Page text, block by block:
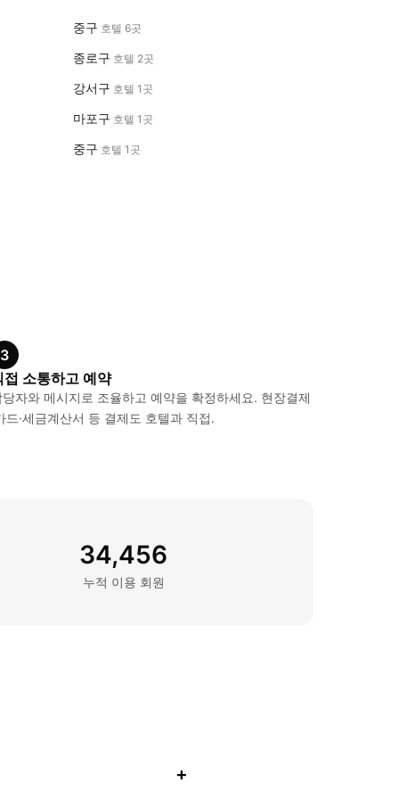
중구 호텔 6곳
종로구 호텔 2곳
강서구 호텔 1곳
마포구 호텔 1곳
중구 호텔 1곳
3
접 소통하고 예약
당자와 메시지로 조율하고 예약을 확정하세요. 현장결제
드·세금계산서 등 결제도 호텔과 직접.
34,456
누적 이용 회원
+